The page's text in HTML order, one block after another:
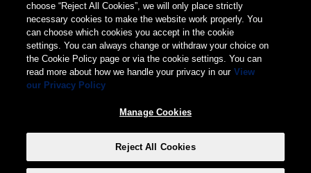
choose “Reject All Cookies”, we will only place strictly
necessary cookies to make the website work properly. You
can choose which cookies you accept in the cookie
settings. You can always change or withdraw your choice on
the Cookie Policy page or via the cookie settings. You can
read more about how we handle your privacy in our View
our Privacy Policy
Manage Cookies
Reject All Cookies